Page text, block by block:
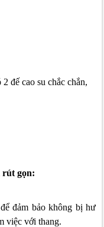
đế cao su chắc chắn,
rút gọn:
đảm bảo không bị hư
việc với thang.